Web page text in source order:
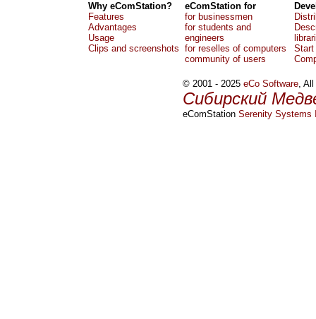
Why eComStation?
Features
Advantages
Usage
Clips and screenshots
eComStation for
for businessmen
for students and
engineers
for reselles of computers
community of users
Start
© 2001 - 2025 eCo Software, All
Сибирский
eComStation Serenity Systems